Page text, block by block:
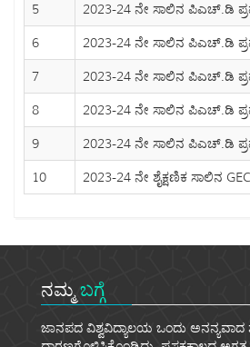
5 2023-24 ನೇ ಸಾಲಿನ ಪಿಎಚ್.ಡಿ
6 2023-24 ನೇ ಸಾಲಿನ ಪಿಎಚ್.ಡಿ
7 2023-24 ನೇ ಸಾಲಿನ ಪಿಎಚ್.ಡಿ
8 2023-24 ನೇ ಸಾಲಿನ ಪಿಎಚ್.ಡಿ
9 2023-24 ನೇ ಸಾಲಿನ ಪಿಎಚ್.ಡಿ
10 2023-24 ನೇ ಶೈಕ್ಷಣಿಕ ಸಾಲಿನ
ನಮ್ಮಬಗ್ಗೆ
ಜಾನಪದ ವಿಶ್ವವಿದ್ಯಾಲಯ ಒಂದು ಅನನ್ಯವಾದ